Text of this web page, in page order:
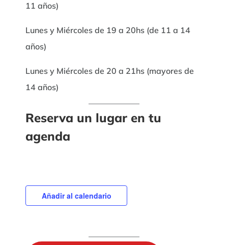
11 años)
Lunes y Miércoles de 19 a 20hs (de 11 a 14
años)
Lunes y Miércoles de 20 a 21hs (mayores de
14 años)
Reserva un lugar en tu
agenda
Añadir al calendario